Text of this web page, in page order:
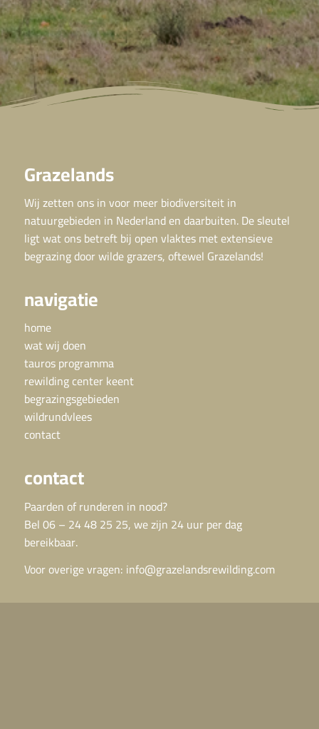
Grazelands
Wij zetten ons in voor meer biodiversiteit in
natuurgebieden in Nederland en daarbuiten. De sleutel
ligt wat ons betreft bij open vlaktes met extensieve
begrazing door wilde grazers, oftewel Grazelands!
navigatie
home
wat wij doen
tauros programma
rewilding center keent
begrazingsgebieden
wildrundvlees
contact
contact
Paarden of runderen in nood?
Bel 06 – 24 48 25 25, we zijn 24 uur per dag
bereikbaar.
Voor overige vragen: info@grazelandsrewilding.com